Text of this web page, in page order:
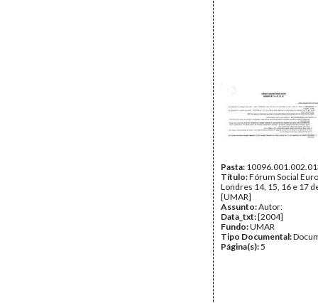
Pasta:
Título:Fórum Social
Londres 14, 15, 16 e 17
[UMAR]
Assunto:Autor:
Data_txt:[2004]
Fundo:UMAR
Tipo Documental:
Página(s):5